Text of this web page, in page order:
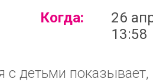
Когда:
26
13:58
детьми показывает,